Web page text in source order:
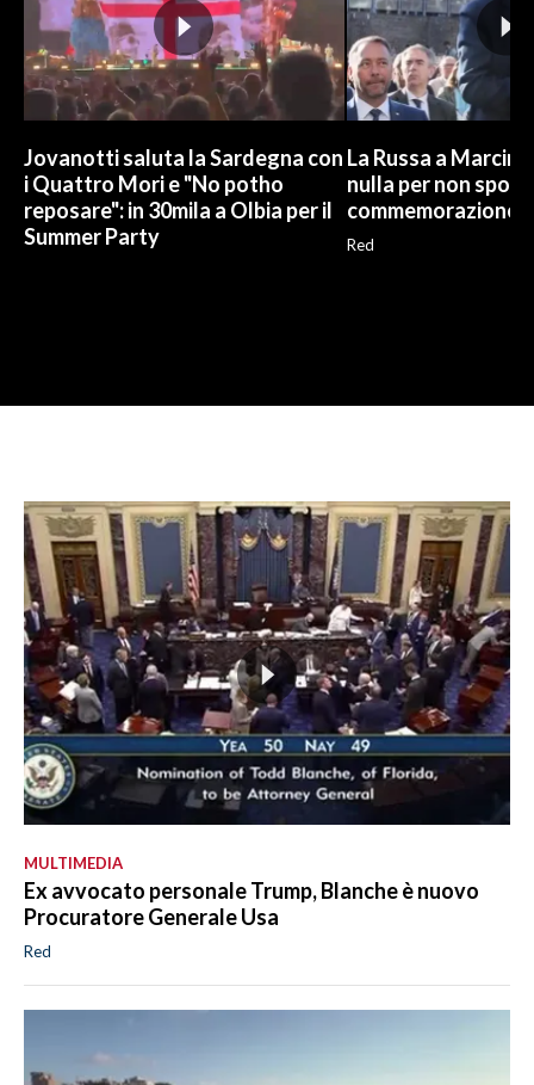
Jovanotti saluta la Sardegna con
i Quattro Mori e "No potho
reposare": in 30mila a Olbia per il
Summer Party
La Russa a
nulla per non
commemorazione
Red
MULTIMEDIA
Ex avvocato personale Trump, Blanche è nuovo
Procuratore Generale Usa
Red